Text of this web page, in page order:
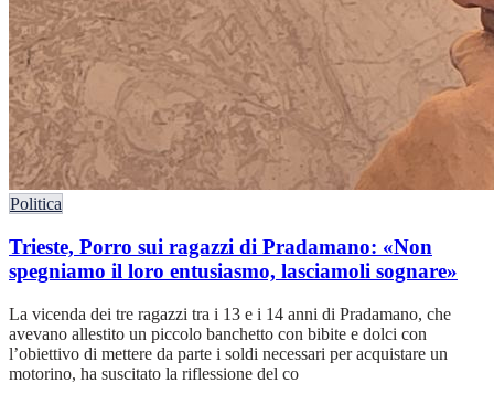
Politica
Trieste, Porro sui ragazzi di Pradamano: «Non
spegniamo il loro entusiasmo, lasciamoli sognare»
La vicenda dei tre ragazzi tra i 13 e i 14 anni di Pradamano, che
avevano allestito un piccolo banchetto con bibite e dolci con
l’obiettivo di mettere da parte i soldi necessari per acquistare un
motorino, ha suscitato la riflessione del co